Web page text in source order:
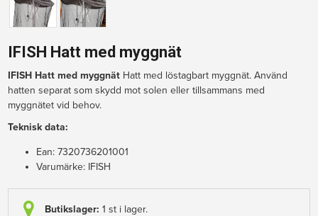
IFISH Hatt med myggnät
IFISH Hatt med myggnät Hatt med löstagbart myggnät. Använd
hatten separat som skydd mot solen eller tillsammans med
myggnätet vid behov.
Teknisk data:
Ean: 7320736201001
Varumärke: IFISH
Butikslager:1 st i lager.